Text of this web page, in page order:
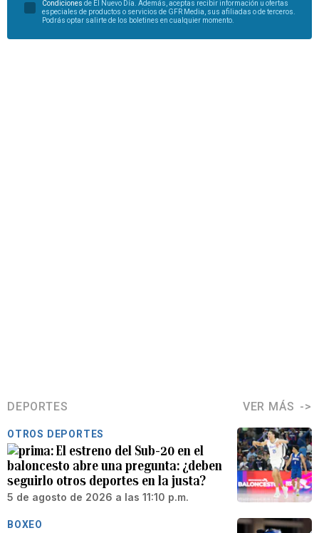
Condiciones de El Nuevo Día. Además, aceptas recibir información u ofertas
especiales de productos o servicios de GFR Media, sus afiliadas o de terceros.
Podrás optar salirte de los boletines en cualquier momento.
DEPORTES VER MÁS
OTROS DEPORTES
El estreno del Sub-20 en el
baloncesto abre una pregunta: ¿deben
seguirlo otros deportes en la justa?
5 de agosto de 2026 a las 11:10 p.m.
BOXEO